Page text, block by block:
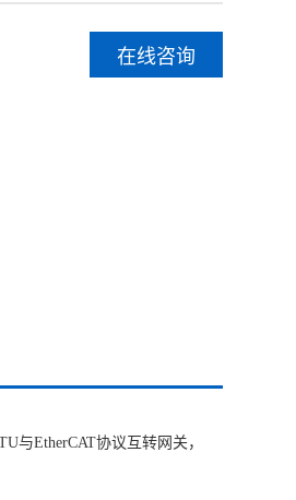
在线咨询
与EtherCAT协议互转网关，